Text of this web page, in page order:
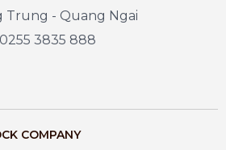
Trung - Quang Ngai
3835 888
COMPANY